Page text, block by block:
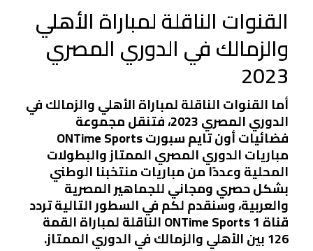
القنوات الناقلة لمباراة الأهلي
والزمالك في الدوري المصري
2023
أما القنوات الناقلة لمباراة الأهلي والزمالك في
الدوري المصري 2023، فتنقل مجموعة
فضائيات أون تايم سبورت ONTime Sports
مباريات الدوري المصري الممتاز والبطولات
المحلية وعددًا من مباريات منتخبنا الوطني
بشكل حصري ومجاني للجماهير المصرية
والعربية، وسنقدم لكم في السطور التالية تردد
قناة ONTime Sports 1 الناقلة لمباراة القمة
126 بين الأهلي والزمالك في الدوري الممتاز.